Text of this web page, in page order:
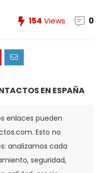
154 Views 0
EN ESPAÑA
enlaces pueden
Esto no
analizamos cada
seguridad,